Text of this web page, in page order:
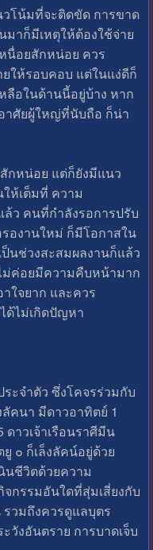
วโน้มที่จะติดขัด การขาด
มาก็มีเหตุให้ต้องใช้จ่าย
นื่อยสักหน่อย ควร
ให้รอบคอบ แต่ในแง่ดีก็
ลือในด้านนี้อยู่บ้าง หาก
าศัยผู้ใหญ่ที่นับถือ ก็น่า
กหน่อย แต่ก็ยังมีแนว
ห้เต็มที่ ความ
ว คนที่กำลังรอการปรับ
องานใหม่ ก็มีโอกาสใน
นช่วงสะสมผลงานก็แล้ว
ม่ค่อยมีความคืบหน้ามาก
ใจยาก และควร
ด้ไม่เกิดปัญหา
ะจำตัว ซึ่งโคจรร่วมกับ
คนา มีดาวอาทิตย์ 1
าวเจ้าเรือนราศีมีน
๐ ก็เล็งลัคน์อยู่ด้วย
นชีวิตด้วยความ
กรรมอันใดที่สุ่มเสี่ยงกับ
รวมถึงควรดูแลบุตร
งอันตราย การบาดเจ็บ